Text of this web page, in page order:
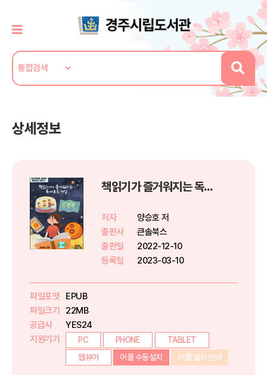
상세정보
책읽기가 즐거워지는 독서보드게임
저자
양승호 저
출판사
큰솔북스
출판일
2022-12-10
등록일
2023-03-10
파일포맷
EPUB
파일크기
22MB
공급사
YES24
지원기기
PC PHONE
TABLET
웹뷰어
어플 수동설치 어플 설치 안내